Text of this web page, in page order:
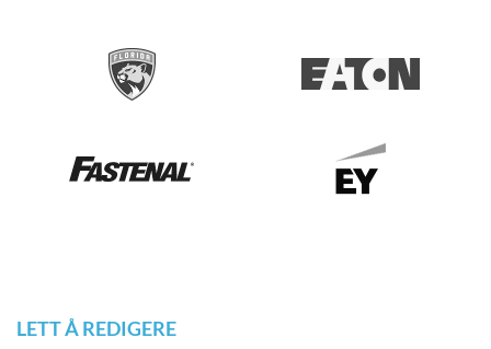
LETT Å REDIGERE